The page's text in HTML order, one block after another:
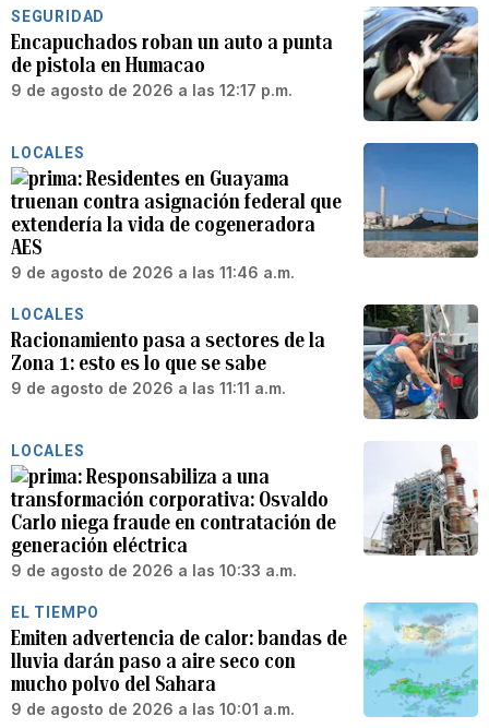
SEGURIDAD
Encapuchados roban un auto a punta
de pistola en Humacao
9 de agosto de 2026 a las 12:17 p.m.
LOCALES
Residentes en Guayama
truenan contra asignación federal que
extendería la vida de cogeneradora
AES
9 de agosto de 2026 a las 11:46 a.m.
LOCALES
Racionamiento pasa a sectores de la
Zona 1: esto es lo que se sabe
9 de agosto de 2026 a las 11:11 a.m.
LOCALES
Responsabiliza a una
transformación corporativa: Osvaldo
Carlo niega fraude en contratación de
generación eléctrica
9 de agosto de 2026 a las 10:33 a.m.
EL TIEMPO
Emiten advertencia de calor: bandas de
lluvia darán paso a aire seco con
mucho polvo del Sahara
9 de agosto de 2026 a las 10:01 a.m.